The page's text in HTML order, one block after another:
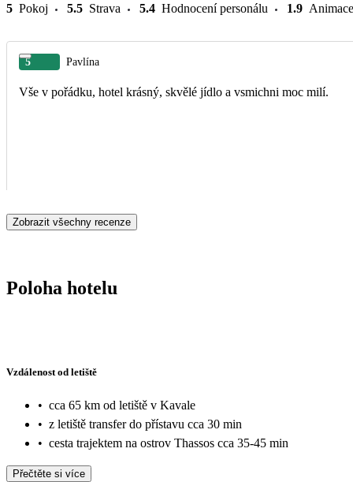
5 Pokoj 5.5 Strava 5.4 Hodnocení personálu 1.9 Animace
5 Pavlína
Vše v pořádku, hotel krásný, skvělé jídlo a vsmichni moc milí.
Zobrazit všechny recenze
Poloha hotelu
Vzdálenost od letiště
• cca 65 km od letiště v Kavale
• z letiště transfer do přístavu cca 30 min
• cesta trajektem na ostrov Thassos cca 35-45 min
Přečtěte si více